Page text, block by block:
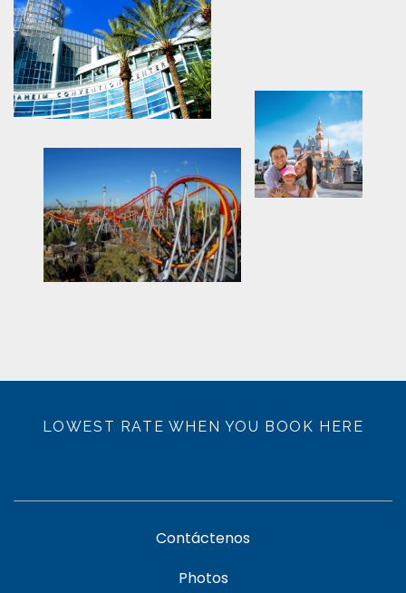
LOWEST RATE WHEN YOU BOOK HERE
Contáctenos
Photos